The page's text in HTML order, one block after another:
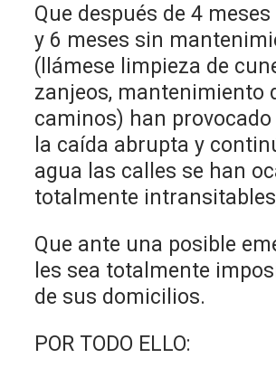
Que después de 4
y 6 meses sin
(llámese limpieza de
zanjeos, mantenimiento
caminos) han
la caída abrupta y
agua las calles se han
totalmente
Que ante una posible
les sea totalmente
de sus domicilios.
POR TODO ELLO: